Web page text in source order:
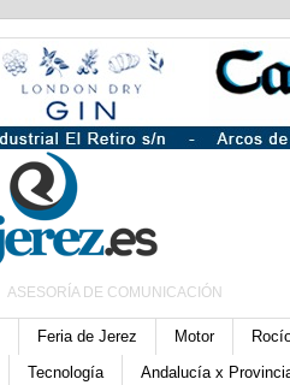
ASESORÍA DE COMUNICACIÓN
Feria de Jerez Motor
Tecnología Andalucía x